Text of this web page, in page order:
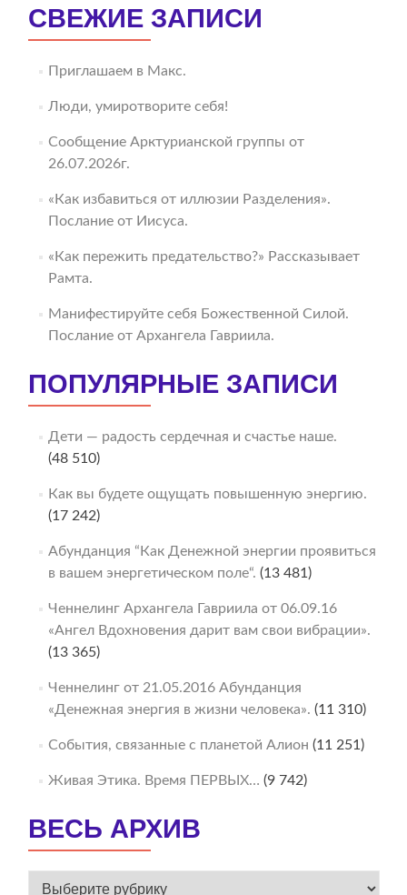
СВЕЖИЕ ЗАПИСИ
Приглашаем в Макс.
Люди, умиротворите себя!
Сообщение Арктурианской группы от
26.07.2026г.
«Как избавиться от иллюзии Разделения».
Послание от Иисуса.
«Как пережить предательство?» Рассказывает
Рамта.
Манифестируйте себя Божественной Силой.
Послание от Архангела Гавриила.
ПОПУЛЯРНЫЕ ЗАПИСИ
Дети — радость сердечная и счастье наше.
(48 510)
Как вы будете ощущать повышенную энергию.
(17 242)
Абунданция “Как Денежной энергии проявиться
в вашем энергетическом поле“. (13 481)
Ченнелинг Архангела Гавриила от 06.09.16
«Ангел Вдохновения дарит вам свои вибрации».
(13 365)
Ченнелинг от 21.05.2016 Абунданция
«Денежная энергия в жизни человека». (11 310)
События, связанные с планетой Алион (11 251)
Живая Этика. Время ПЕРВЫХ… (9 742)
ВЕСЬ АРХИВ
ВЕСЬ